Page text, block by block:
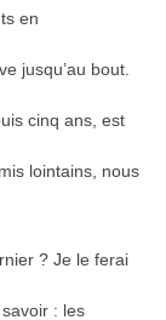
en
jusqu’au bout.
cinq ans, est
lointains, nous
? Je le ferai
: les